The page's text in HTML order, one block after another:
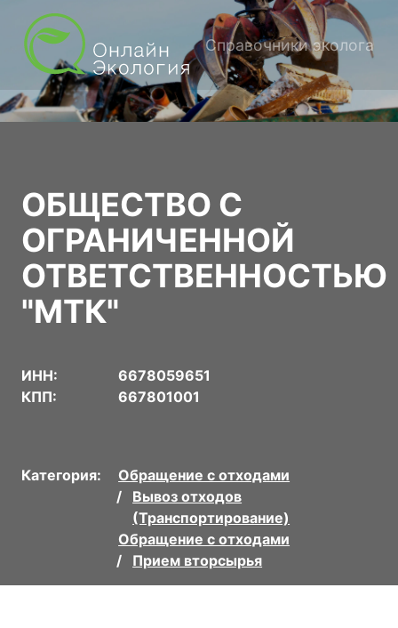
Справочники эколога
ОБЩЕСТВО С
ОГРАНИЧЕННОЙ
ОТВЕТСТВЕННОСТЬЮ
"МТК"
ИНН:
6678059651
КПП:
667801001
Категория:
Обращение с отходами
Вывоз отходов
(Транспортирование)
Обращение с отходами
Прием вторсырья